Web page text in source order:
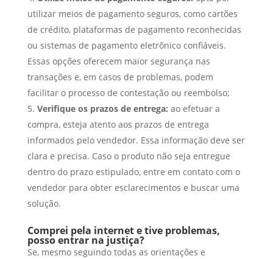
utilizar meios de pagamento seguros, como cartões
de crédito, plataformas de pagamento reconhecidas
ou sistemas de pagamento eletrônico confiáveis.
Essas opções oferecem maior segurança nas
transações e, em casos de problemas, podem
facilitar o processo de contestação ou reembolso;
Verifique os prazos de entrega: ao efetuar a
compra, esteja atento aos prazos de entrega
informados pelo vendedor. Essa informação deve ser
clara e precisa. Caso o produto não seja entregue
dentro do prazo estipulado, entre em contato com o
vendedor para obter esclarecimentos e buscar uma
solução.
Comprei pela internet e tive problemas,
posso entrar na justiça?
Se, mesmo seguindo todas as orientações e